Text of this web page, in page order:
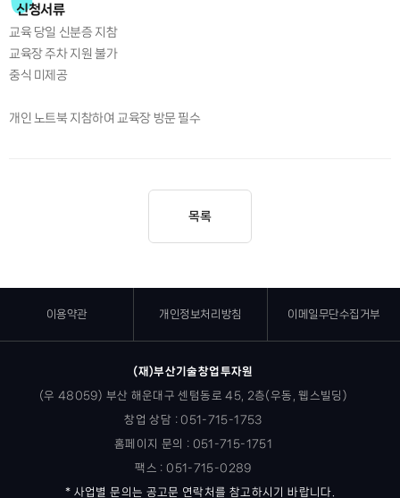
신청서류
교육 당일 신분증 지참
교육장 주차 지원 불가
중식 미제공
개인 노트북 지참하여 교육장 방문 필수
목록
이용약관 개인정보처리방침 이메일무단수집거부
(재)부산기술창업투자원
(우 48059) 부산 해운대구 센텀동로 45, 2층(우동, 웹스빌딩)
창업 상담 : 051-715-1753
홈페이지 문의 : 051-715-1751
팩스 : 051-715-0289
* 사업별 문의는 공고문 연락처를 참고하시기 바랍니다.